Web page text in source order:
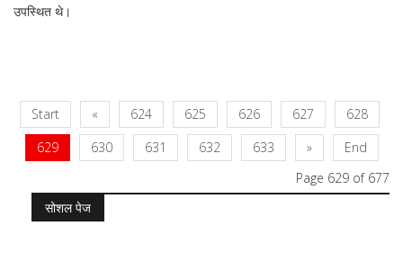
उपस्थित थे।
Start « 624 625 626 627
628
629
630 631 632 633 »
End
Page 629 of 677
सोशल पेज